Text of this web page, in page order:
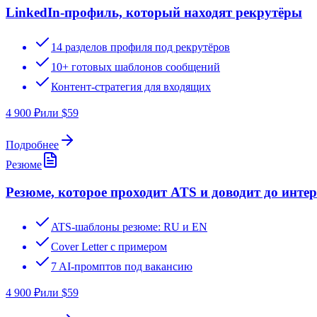
LinkedIn-профиль, который находят рекрутёры
14 разделов профиля под рекрутёров
10+ готовых шаблонов сообщений
Контент-стратегия для входящих
4 900 ₽или $59
Подробнее
Резюме
Резюме, которое проходит ATS и доводит до
ATS-шаблоны резюме: RU и EN
Cover Letter с примером
7 AI-промптов под вакансию
4 900 ₽или $59